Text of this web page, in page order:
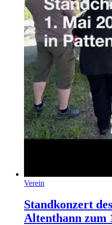
Verein
Standkonzert
Altenthann zum